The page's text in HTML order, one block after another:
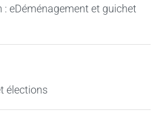
eDéménagement et guichet
élections